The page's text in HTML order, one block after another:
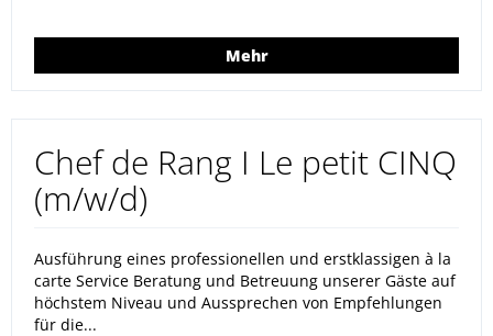
Mehr
Chef de Rang I Le petit CINQ
(m/w/d)
Ausführung eines professionellen und erstklassigen à la
carte Service Beratung und Betreuung unserer Gäste auf
höchstem Niveau und Aussprechen von Empfehlungen
für die...